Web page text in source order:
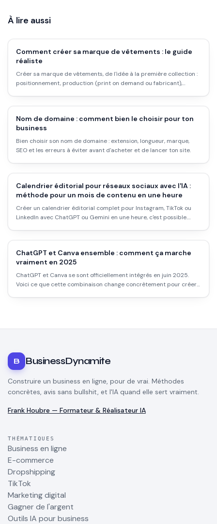
À lire aussi
Comment créer sa marque de vêtements : le guide
réaliste
Créer sa marque de vêtements, de l'idée à la première collection :
positionnement, production (print on demand ou fabricant),
Nom de domaine : comment bien le choisir pour ton
business
Bien choisir son nom de domaine : extension, longueur, marque,
SEO et les erreurs à éviter avant d'acheter et de lancer ton site.
Calendrier éditorial pour réseaux sociaux avec l'IA :
méthode pour un mois de contenu en une heure
Créer un calendrier éditorial complet pour Instagram, TikTok ou
LinkedIn avec ChatGPT ou Gemini en une heure, c'est possible.
ChatGPT et Canva ensemble : comment ça marche
vraiment en 2025
ChatGPT et Canva se sont officiellement intégrés en juin 2025.
Voici ce que cette combinaison change concrètement pour créer
B BusinessDynamite
Construire un business en ligne, pour de vrai. Méthodes
concrètes, avis sans bullshit, et l'IA quand elle sert vraiment.
Frank Houbre — Formateur & Réalisateur IA
THÉMATIQUES
Business en ligne
E-commerce
Dropshipping
TikTok
Marketing digital
Gagner de l'argent
Outils IA pour business